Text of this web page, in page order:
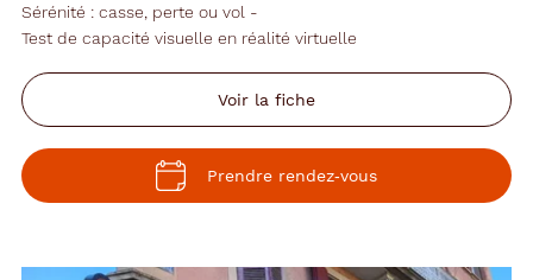
Sérénité : casse, perte ou vol
Test de capacité visuelle en réalité virtuelle
Voir la fiche
Prendre rendez‑vous